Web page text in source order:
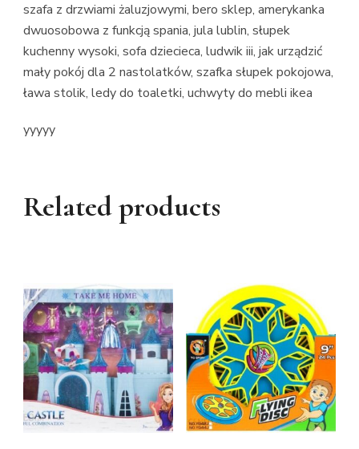
szafa z drzwiami żaluzjowymi, bero sklep, amerykanka
dwuosobowa z funkcją spania, jula lublin, słupek
kuchenny wysoki, sofa dziecieca, ludwik iii, jak urządzić
mały pokój dla 2 nastolatków, szafka słupek pokojowa,
ława stolik, ledy do toaletki, uchwyty do mebli ikea
yyyyy
Related products